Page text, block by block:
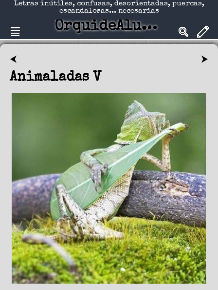
Letras inútiles, confusas, desorientadas, puercas,
escandalosas... necesarias
OrquideAlucinadA
⮜ ⮞
Animaladas V